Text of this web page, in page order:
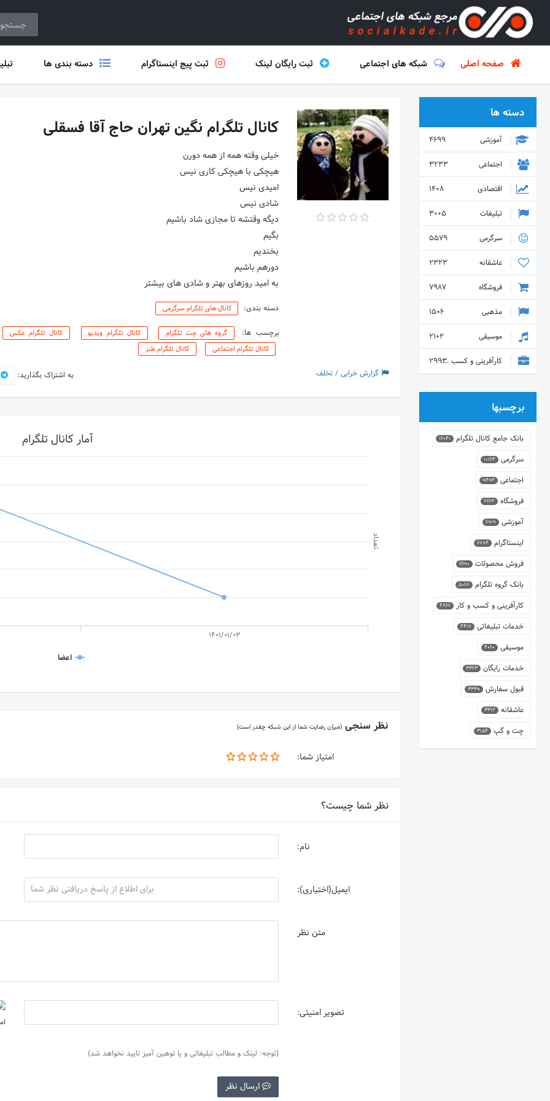
صفحه اصلی شبکه های اجتماعی ثبت رایگان لینک ثبت پیج اینستاگرام دسته بندی ها
کانال تلگرام نگین تهران حاج آقا فسقلی
خیلی وقته همه از همه دورن
هیچکی با هیچکی کاری نیس
امیدی نیس
شادی نیس
دیگه وقتشه تا مجازی شاد باشیم
بگیم
بخندیم
دورهم باشیم
به امید روزهای بهتر و شادی های بیشتر
دسته بندی: کانال های تلگرام سرگرمی
برچسب ها: گروه های چت تلگرام کانال تلگرام ویدیو کانال تلگرام عکس
کانال تلگرام اجتماعی
کانال تلگرام طنز
به اشتراک بگذارید: گزارش خرابی / تخلف
تعداد
آمار کانال تلگرام
اعضا
1401/01/03
نظر سنجی(میزان رضایت شما از این شبکه چقدر است)
امتیاز شما:
نظر شما چیست؟
نام:
ایمیل(اختیاری):
متن نظر
تصویر امنیتی:
(توجه: لینک و مطالب تبلیغاتی و یا توهین آمیز تایید نخواهد شد)
ارسال نظر
دسته ها
آموزشی
4699
اجتماعی
3233
اقتصادی
1408
تبلیغات
3005
سرگرمی
5579
عاشقانه
2323
فروشگاه
7987
مذهبی
1506
موسیقی
2102
کارآفرینی و کسب و کار 2993
برچسبها
بانک جامع کانال تلگرام 16041
سرگرمی 10164
اجتماعی 9494
فروشگاه 8662
آموزشی 6919
اینستاگرام 6794
فروش محصولات 6690
بانک گروه تلگرام 5068
کارآفرینی و کسب و کار 4866
خدمات تبلیغاتی 4417
موسیقی 4060
خدمات رایگان 3363
قبول سفارش 3339
عاشقانه 3312
چت و گپ 3154